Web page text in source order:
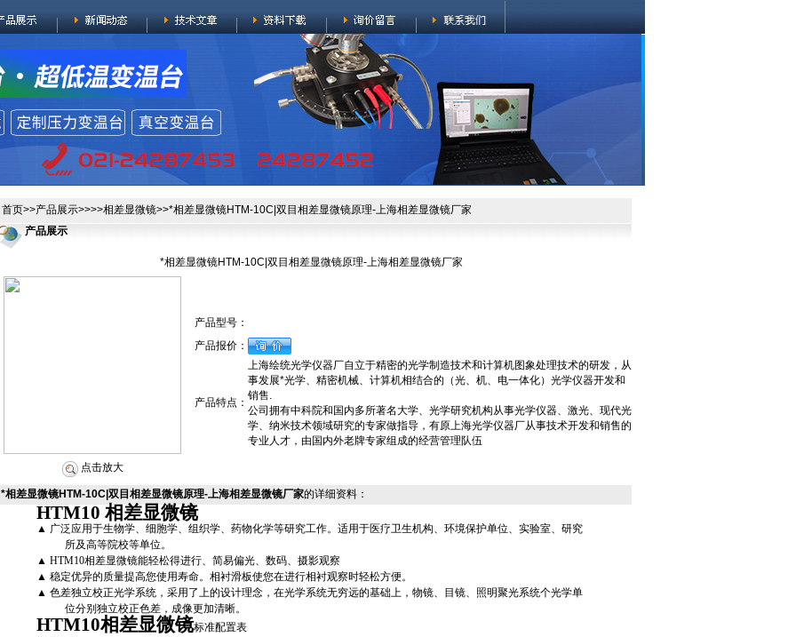
首页>>产品展示>>>>相差显微镜>>*相差显微镜HTM-10C|双目相差显微镜原理-上海相差显微镜厂家
产品展示
*相差显微镜HTM-10C|双目相差显微镜原理-上海相差显微镜厂家
点击放大
产品型号：
产品报价：
产品特点：
上海绘统光学仪器厂自立于精密的光学制造技术和计算机图象处理技术的研发，从
事发展*光学、精密机械、计算机相结合的（光、机、电一体化）光学仪器开发和
销售.
公司拥有中科院和国内多所著名大学、光学研究机构从事光学仪器、激光、现代光
学、纳米技术领域研究的专家做指导，有原上海光学仪器厂从事技术开发和销售的
专业人才，由国内外老牌专家组成的经营管理队伍
*相差显微镜HTM-10C|双目相差显微镜原理-上海相差显微镜厂家的详细资料：
HTM10 相差显微镜
▲ 广泛应用于生物学、细胞学、组织学、药物化学等研究工作。适用于医疗卫生机构、环境保护单位、实验室、研究
所及高等院校等单位。
▲ HTM10相差显微镜能轻松得进行、简易偏光、数码、摄影观察
▲ 稳定优异的质量提高您使用寿命。相衬滑板使您在进行相衬观察时轻松方便。
▲ 色差独立校正光学系统，采用了上的设计理念，在光学系统无穷远的基础上，物镜、目镜、照明聚光系统个光学单
位分别独立校正色差，成像更加清晰。
HTM10相差显微镜标准配置表